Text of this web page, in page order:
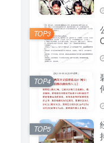
TOP3
TOP4
TOP5